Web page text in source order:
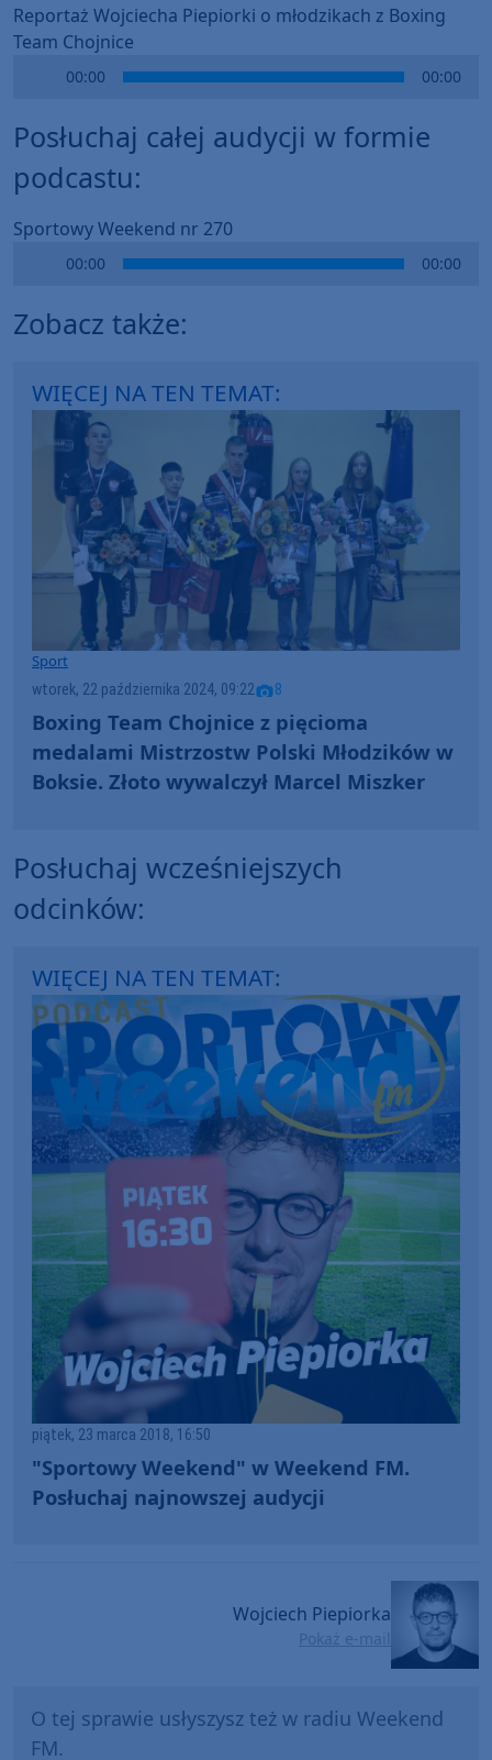
Reportaż Wojciecha Piepiorki o młodzikach z Boxing
Team Chojnice
00:00 00:00
Posłuchaj całej audycji w formie
podcastu:
Sportowy Weekend nr 270
00:00 00:00
Zobacz także:
WIĘCEJ NA TEN TEMAT:
Sport
wtorek, 22 października 2024, 09:22 8
Boxing Team Chojnice z pięcioma
medalami Mistrzostw Polski Młodzików w
Boksie. Złoto wywalczył Marcel Miszker
Posłuchaj wcześniejszych
odcinków:
WIĘCEJ NA TEN TEMAT:
piątek, 23 marca 2018, 16:50
"Sportowy Weekend" w Weekend FM.
Posłuchaj najnowszej audycji
Wojciech Piepiorka
Pokaż e-mail
O tej sprawie usłyszysz też w radiu Weekend
FM.